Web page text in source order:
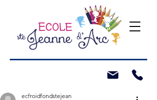
ecfroidfondstejean